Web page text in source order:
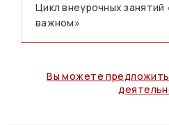
Цикл внеурочных занятий
важном»
Вы можете предложить